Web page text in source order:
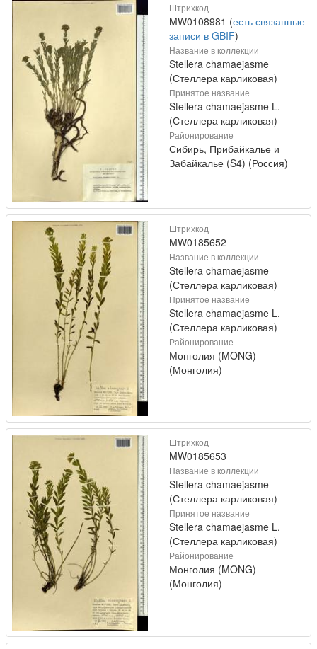
Штрихкод
MW0108981 (есть связанные
записи в GBIF)
Название в коллекции
Stellera chamaejasme
(Стеллера карликовая)
Принятое название
Stellera chamaejasme L.
(Стеллера карликовая)
Районирование
Сибирь, Прибайкалье и
Забайкалье (S4) (Россия)
Штрихкод
MW0185652
Название в коллекции
Stellera chamaejasme
(Стеллера карликовая)
Принятое название
Stellera chamaejasme L.
(Стеллера карликовая)
Районирование
Монголия (MONG)
(Монголия)
Штрихкод
MW0185653
Название в коллекции
Stellera chamaejasme
(Стеллера карликовая)
Принятое название
Stellera chamaejasme L.
(Стеллера карликовая)
Районирование
Монголия (MONG)
(Монголия)